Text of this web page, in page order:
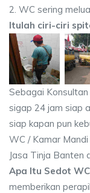
2. WC sering
Itulah ciri-ciri
Sebagai
sigap 24 jam siap
siap kapan pun
WC / Kamar
Jasa Tinja Banten
Apa Itu Sedot
memberikan